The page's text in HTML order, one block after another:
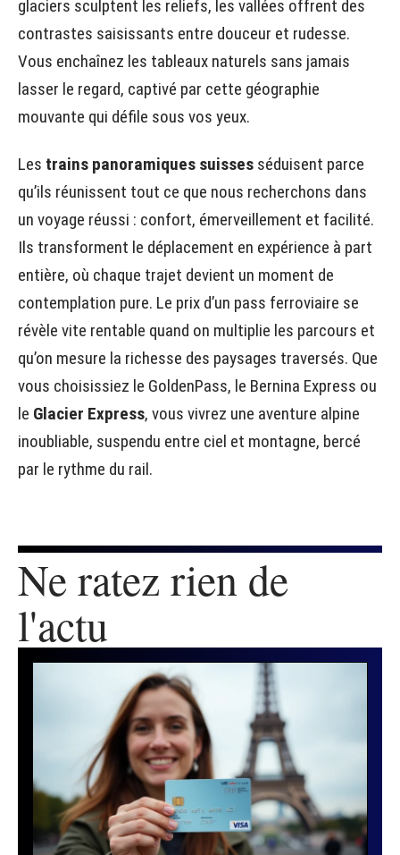
glaciers sculptent les reliefs, les vallées offrent des
contrastes saisissants entre douceur et rudesse.
Vous enchaînez les tableaux naturels sans jamais
lasser le regard, captivé par cette géographie
mouvante qui défile sous vos yeux.
Les trains panoramiques suisses séduisent parce
qu’ils réunissent tout ce que nous recherchons dans
un voyage réussi : confort, émerveillement et facilité.
Ils transforment le déplacement en expérience à part
entière, où chaque trajet devient un moment de
contemplation pure. Le prix d’un pass ferroviaire se
révèle vite rentable quand on multiplie les parcours et
qu’on mesure la richesse des paysages traversés. Que
vous choisissiez le GoldenPass, le Bernina Express ou
le Glacier Express, vous vivrez une aventure alpine
inoubliable, suspendu entre ciel et montagne, bercé
par le rythme du rail.
Ne ratez rien de
l'actu